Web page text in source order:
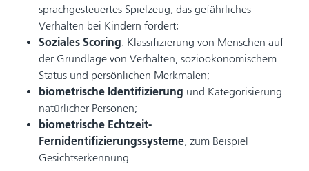
sprachgesteuertes Spielzeug, das gefährliches
Verhalten bei Kindern fördert;
Soziales Scoring: Klassifizierung von Menschen auf
der Grundlage von Verhalten, sozioökonomischem
Status und persönlichen Merkmalen;
biometrische Identifizierung und Kategorisierung
natürlicher Personen;
biometrische Echtzeit-
Fernidentifizierungssysteme, zum Beispiel
Gesichtserkennung.